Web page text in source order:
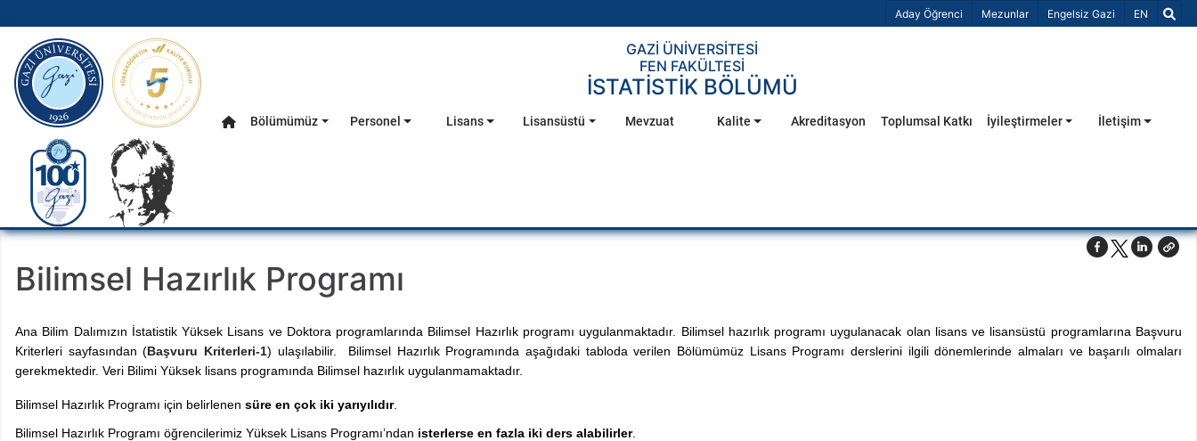
Aday Öğrenci Mezunlar Engelsiz Gazi Dil Seçiniz
EN
Ana Menü
gazi.edu.tr
GAZİ ÜNİVERSİTESİ
FEN FAKÜLTESİ
İSTATİSTİK BÖLÜMÜ
Anasayfa
Bölümümüz Personel Lisans Lisansüstü Mevzuat Kalite Akreditasyon Toplumsal Katkı İyileştirmeler İletişim
Bilimsel Hazırlık Programı
Ana Bilim Dalımızın İstatistik Yüksek Lisans ve Doktora programlarında Bilimsel Hazırlık programı uygulanmaktadır. Bilimsel hazırlık programı uygulanacak olan lisans ve lisansüstü programlarına Başvuru
Kriterleri sayfasından (Başvuru Kriterleri-1) ulaşılabilir. Bilimsel Hazırlık Programında aşağıdaki tabloda verilen Bölümümüz Lisans Programı derslerini ilgili dönemlerinde almaları ve başarılı olmaları
gerekmektedir. Veri Bilimi Yüksek lisans programında Bilimsel hazırlık uygulanmamaktadır.
Bilimsel Hazırlık Programı için belirlenen süre en çok iki yarıyılıdır.
Bilimsel Hazırlık Programı öğrencilerimiz Yüksek Lisans Programı’ndan isterlerse en fazla iki ders alabilirler.